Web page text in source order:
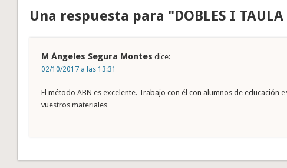
Una respuesta para "DOBLES I TAULA
M Ángeles Segura Montes dice:
02/10/2017 a las 13:31
El método ABN es excelente. Trabajo con él con alumnos de educación
vuestros materiales